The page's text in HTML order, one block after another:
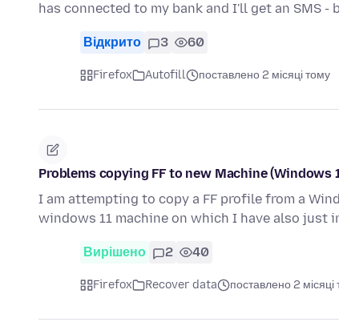
has connected to my bank and I'll get an SMS -
Відкрито 3 60
Firefox Autofill поставлено 2 місяці тому
Problems copying FF to new Machine (Windows
I am attempting to copy a FF profile from a
windows 11 machine on which I have also just
Вирішено 2 40
Firefox Recover data поставлено 2 місяці